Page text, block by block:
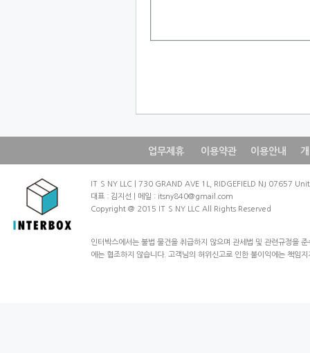
업무제휴 이용약관 이용안내
대표:김지선|메일:itsny840@gmail.com
Copyright@2015IT`SNYLLCAllRightsReserved
인터박스에서는불법물건을취급하지않으며관세법및관련규정을
에는협조하지않습니다.고객님의허위신고로인한불이익에는책임지